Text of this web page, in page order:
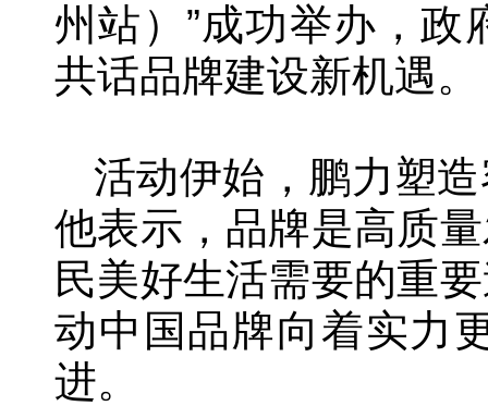
州站）”成功举办，
共话品牌建设新机遇
活动伊始，鹏力塑
他表示，品牌是高质
民美好生活需要的重
动中国品牌向着实力
进。